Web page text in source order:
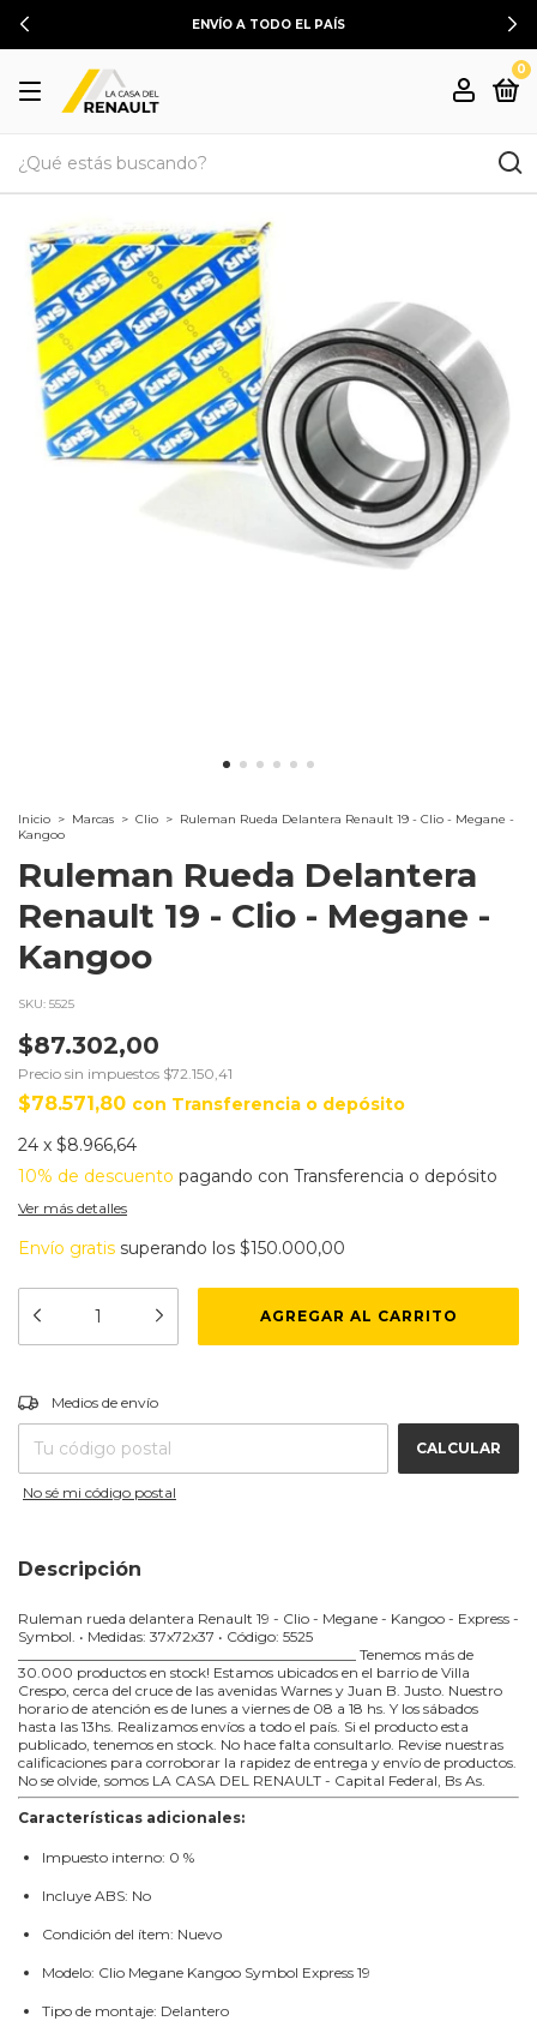
ENVÍO A TODO EL PAÍS
0
Inicio > Marcas > Clio > Ruleman Rueda Delantera Renault 19 - Clio - Megane -
Kangoo
Ruleman Rueda Delantera
Renault 19 - Clio - Megane -
Kangoo
SKU: 5525
$87.302,00
Precio sin impuestos $72.150,41
$78.571,80 con Transferencia o depósito
24 x $8.966,64
10% de descuento pagando con Transferencia o depósito
Ver más detalles
Envío gratis superando los $150.000,00
Entregas para el CP:
Medios de envío
CALCULAR
No sé mi código postal
Descripción
Ruleman rueda delantera Renault 19 - Clio - Megane - Kangoo - Express -
Symbol. • Medidas: 37x72x37 • Código: 5525
_______________________________________________ Tenemos más de
30.000 productos en stock! Estamos ubicados en el barrio de Villa
Crespo, cerca del cruce de las avenidas Warnes y Juan B. Justo. Nuestro
horario de atención es de lunes a viernes de 08 a 18 hs. Y los sábados
hasta las 13hs. Realizamos envíos a todo el país. Si el producto esta
publicado, tenemos en stock. No hace falta consultarlo. Revise nuestras
calificaciones para corroborar la rapidez de entrega y envío de productos.
No se olvide, somos LA CASA DEL RENAULT - Capital Federal, Bs As.
Características adicionales:
Impuesto interno: 0 %
Incluye ABS: No
Condición del ítem: Nuevo
Modelo: Clio Megane Kangoo Symbol Express 19
Tipo de montaje: Delantero